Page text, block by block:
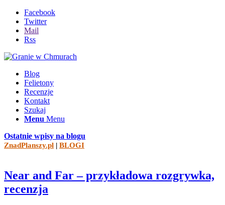
Facebook
Twitter
Mail
Rss
Blog
Felietony
Recenzje
Kontakt
Szukaj
Menu Menu
Ostatnie wpisy na blogu
ZnadPlanszy.pl | BLOGI
Near and Far – przykładowa rozgrywka,
recenzja